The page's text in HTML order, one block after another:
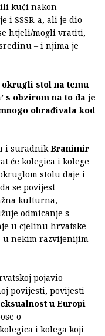
kući nakon
i SSSR-a, ali je dio
htjeli/mogli vratiti,
– i njima je
stol na temu
s obzirom na to da je
obrađivala kod
i suradnikBranimir
će kolegica i kolege
stolu daje i
se povijest
kulturna,
odmicanje s
u cjelinu hrvatske
u nekim razvijenijim
pojavio
povijesti, povijesti
u Europi
o
i kolega koji